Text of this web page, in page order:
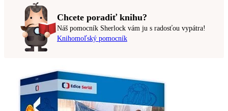
Chcete poradiť knihu?
Náš pomocník Sherlock vám ju s radosťou vypátra!
Knihomoľský pomocník